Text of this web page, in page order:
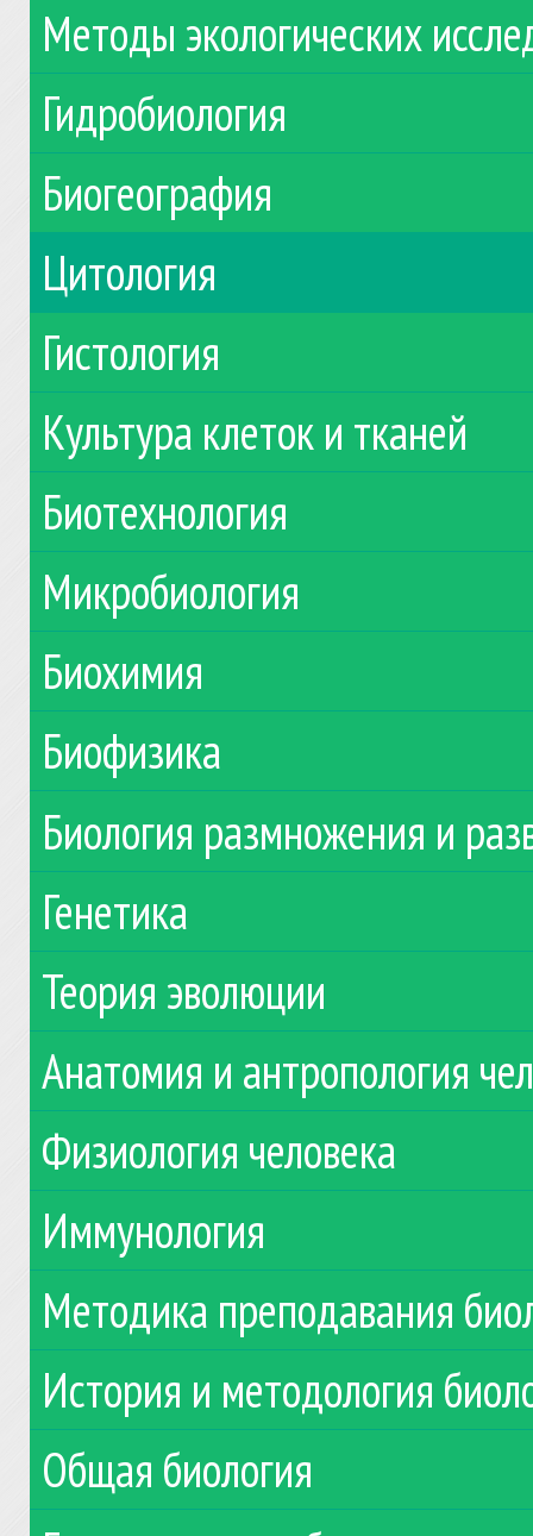
Методы экологических
Гидробиология
Биогеография
Цитология
Гистология
Культура клеток и тканей
Биотехнология
Микробиология
Биохимия
Биофизика
Биология размножения и
Генетика
Теория эволюции
Анатомия и антропология
Физиология человека
Иммунология
Методика преподавания
История и методология
Общая биология